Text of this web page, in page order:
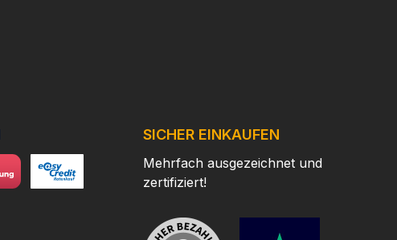
SICHER EINKAUFEN
Mehrfach ausgezeichnet und
zertifiziert!